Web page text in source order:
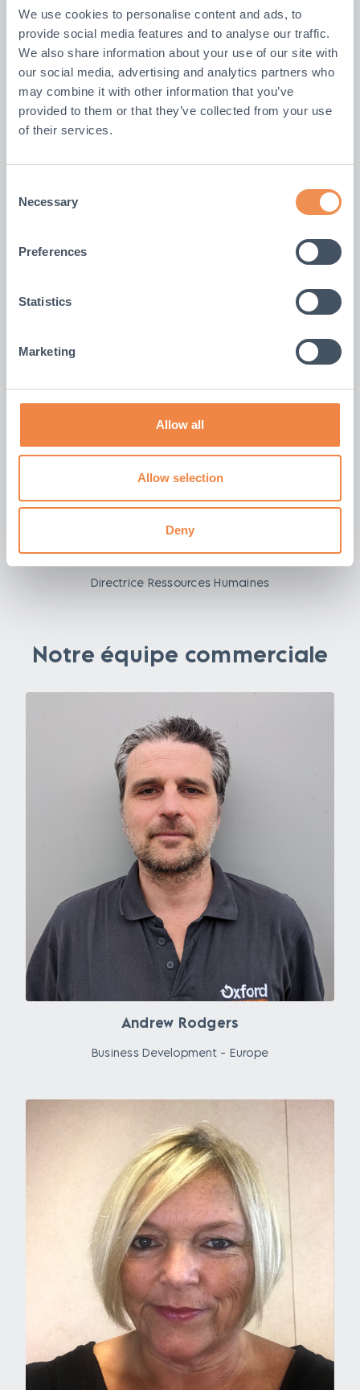
We use cookies to personalise content and ads, to
provide social media features and to analyse our traffic.
We also share information about your use of our site with
our social media, advertising and analytics partners who
may combine it with other information that you’ve
provided to them or that they’ve collected from your use
of their services.
Selection
Necessary
Preferences
Statistics
Marketing
Allow all
Allow selection
Deny
Lucy Hamblin
Directrice Ressources Humaines
Notre équipe commerciale
Andrew Rodgers
Business Development - Europe